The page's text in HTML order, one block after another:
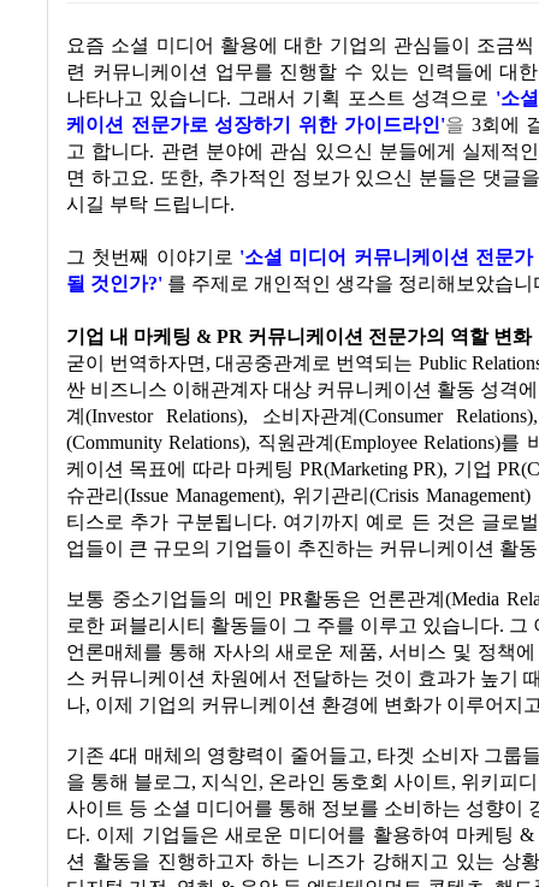
요즘 소셜 미디어 활용에 대한 기업의 관심들이 조금
련 커뮤니케이션 업무를 진행할 수 있는 인력들에 대
나타나고 있습니다. 그래서 기획 포스트 성격으로 '소
케이션 전문가로 성장하기 위한 가이드라인'을 3회에
고 합니다. 관련 분야에 관심 있으신 분들에게 실제적
면 하고요. 또한, 추가적인 정보가 있으신 분들은 댓글
시길 부탁 드립니다.
그 첫번째 이야기로 '소셜 미디어 커뮤니케이션 전문
될 것인가?' 를 주제로 개인적인 생각을 정리해보았습니
기업 내 마케팅 & PR 커뮤니케이션 전문가의 역할 변화
굳이 번역하자면,대공중관계로 번역되는 Public
싼 비즈니스 이해관계자 대상 커뮤니케이션 활동 성격
계 (Investor Relations), 소비자관계 (Consumer
(Community Relations), 직원관계 (Employee Relations)를
케이션 목표에 따라 마케팅 PR(Marketing PR), 기업
슈관리 (Issue Management), 위기관리 (Crisis Management)
티스로 추가 구분됩니다. 여기까지 예로 든 것은 글로
업들이 큰 규모의 기업들이 추진하는 커뮤니케이션 활
보통 중소기업들의 메인PR활동은 언론관계(Media
로한 퍼블리시티 활동들이 그 주를 이루고 있습니다. 그
언론매체를 통해 자사의 새로운 제품,서비스 및 정책
스 커뮤니케이션 차원에서 전달하는 것이 효과가 높기
나, 이제 기업의 커뮤니케이션 환경에 변화가 이루어지
기존 4대 매체의 영향력이 줄어들고, 타겟 소비자 그룹
을 통해 블로그, 지식인, 온라인 동호회 사이트, 위키피
사이트 등 소셜 미디어를 통해 정보를 소비하는 성향이
다. 이제 기업들은 새로운 미디어를 활용하여 마케팅 &
션 활동을 진행하고자 하는 니즈가 강해지고 있는 상